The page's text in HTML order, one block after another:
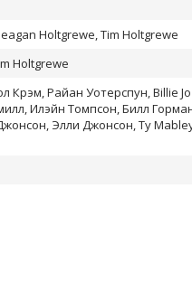
Holtgrewe, Tim Holtgrewe
Holtgrewe
Крэм, Райан Уотерспун, Billie Jo
Илэйн Томпсон, Билл
Элли Джонсон, Ty